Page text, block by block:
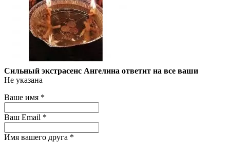
Сильный экстрасенс Ангелина ответит на все ваши
Не указана
Ваше имя *
Ваш Email *
Имя вашего друга *